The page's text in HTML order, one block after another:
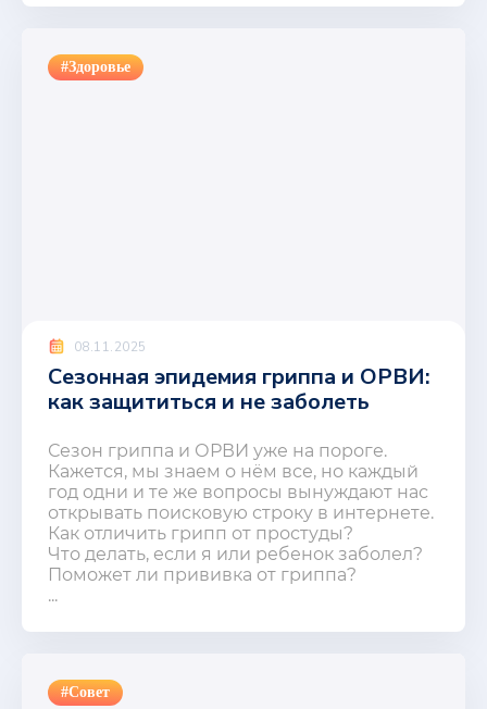
#Здоровье
08.11.2025
Сезонная эпидемия гриппа и ОРВИ:
как защититься и не заболеть
Сезон гриппа и ОРВИ уже на пороге.
Кажется, мы знаем о нём все, но каждый
год одни и те же вопросы вынуждают нас
открывать поисковую строку в интернете.
Как отличить грипп от простуды?
Что делать, если я или ребенок заболел?
Поможет ли прививка от гриппа?
...
#Совет